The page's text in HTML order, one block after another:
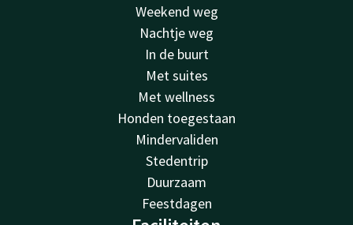
Weekend weg
Nachtje weg
In de buurt
Met suites
Met wellness
Honden toegestaan
Mindervaliden
Stedentrip
Duurzaam
Feestdagen